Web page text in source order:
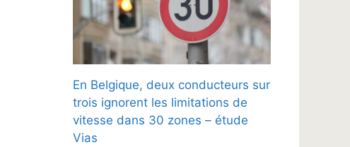
En Belgique, deux conducteurs sur
trois ignorent les limitations de
vitesse dans 30 zones – étude
Vias